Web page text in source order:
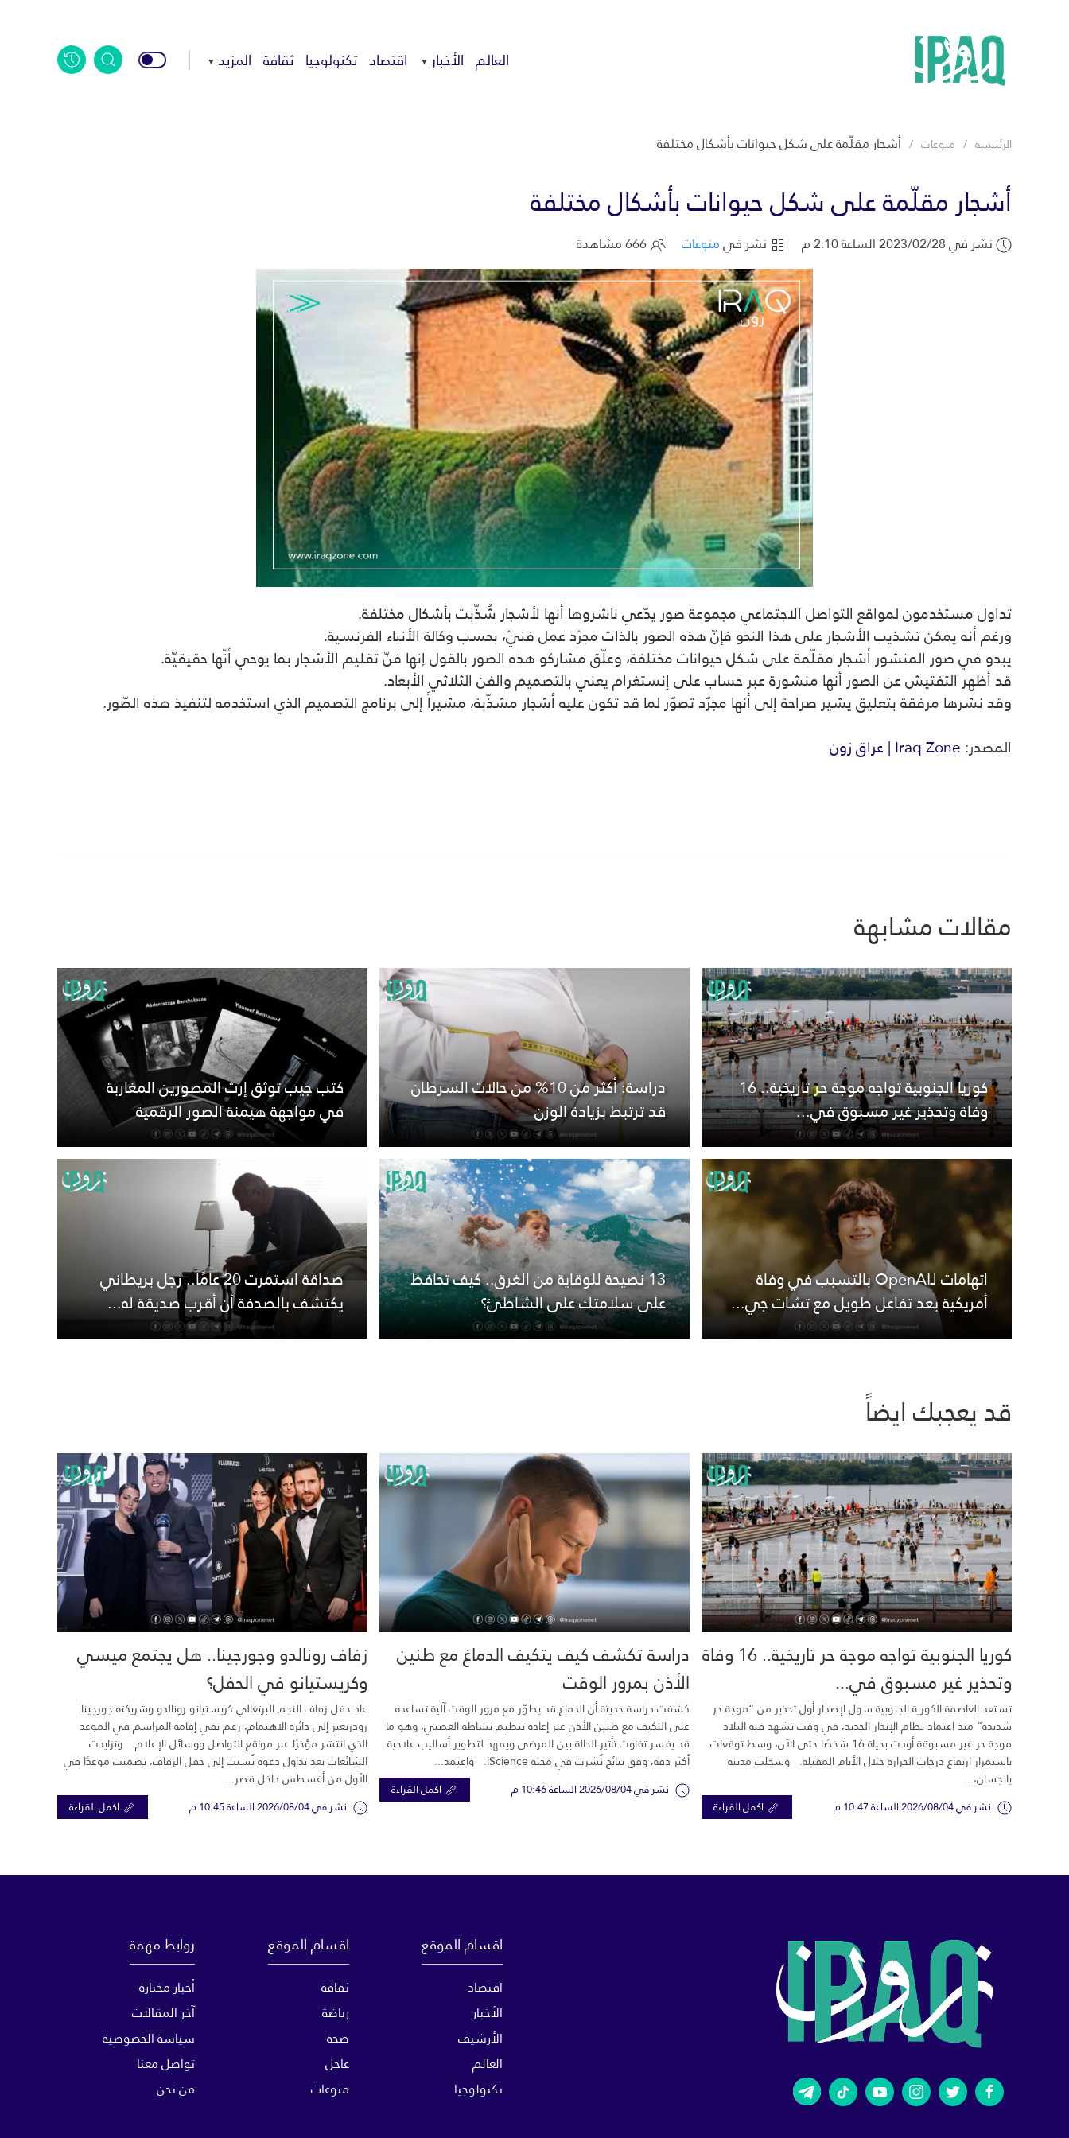
العالم الأخبار اقتصاد تكنولوجيا ثقافة المزيد
الرئيسية منوعات أشجار مقلّمة على شكل حيوانات بأشكال مختلفة
أشجار مقلّمة على شكل حيوانات بأشكال مختلفة
نشر في 2023/02/28 الساعة 2:10 م نشر فيمنوعات
تداول مستخدمون لمواقع التواصل الاجتماعي مجموعة صور يدّعي ناشروها أنها لأشجار شُذّبت بأشكال مختلفة.
ورغم أنه يمكن تشذيب الأشجار على هذا النحو فإنّ هذه الصور بالذات مجرّد عمل فنيّ، بحسب وكالة الأنباء الفرنسية.
يبدو في صور المنشور أشجار مقلّمة على شكل حيوانات مختلفة، وعلّق مشاركو هذه الصور بالقول إنها فنّ تقليم الأشجار بما يوحي أنّها حقيقيّة.
قد أظهر التفتيش عن الصور أنها منشورة عبر حساب على إنستغرام يعني بالتصميم والفن الثلاثي الأبعاد.
وقد نشرها مرفقة بتعليق يشير صراحة إلى أنها مجرّد تصوّر لما قد تكون عليه أشجار مشذّبة، مشيراً إلى برنامج التصميم الذي استخدمه لتنفيذ هذه الصّور.
المصدر:Iraq Zone | عراق زون
مقالات مشابهة
كوريا الجنوبية تواجه موجة حر تاريخية.. 16
وفاة وتحذير غير مسبوق في...
دراسة: أكثر من 10% من حالات السرطان
قد ترتبط بزيادة الوزن
كتب جيب توثق إرث المصورين المغاربة
في مواجهة هيمنة الصور الرقمية
اتهامات لـOpenAI بالتسبب في وفاة
أمريكية بعد تفاعل طويل مع تشات جي...
13 نصيحة للوقاية من الغرق.. كيف تحافظ
على سلامتك على الشاطئ؟
صداقة استمرت 20 عامًا.. رجل بريطاني
يكتشف بالصدفة أن أقرب صديقة له...
قد يعجبك ايضاً
كوريا الجنوبية تواجه موجة حر تاريخية.. 16 وفاة
وتحذير غير مسبوق في...
تستعد العاصمة الكورية الجنوبية سول لإصدار أول تحذير من “موجة حر
شديدة” منذ اعتماد نظام الإنذار الجديد، في وقت تشهد فيه البلاد
موجة حر غير مسبوقة أودت بحياة 16 شخصًا حتى الآن، وسط توقعات
باستمرار ارتفاع درجات الحرارة خلال الأيام المقبلة. وسجلت مدينة
يانجسان،...
نشر في 2026/08/04 الساعة 10:47 م اكمل القراءة
دراسة تكشف كيف يتكيف الدماغ مع طنين
الأذن بمرور الوقت
كشفت دراسة حديثة أن الدماغ قد يطوّر مع مرور الوقت آلية تساعده
على التكيف مع طنين الأذن عبر إعادة تنظيم نشاطه العصبي، وهو ما
قد يفسر تفاوت تأثير الحالة بين المرضى ويمهد لتطوير أساليب علاجية
أكثر دقة، وفق نتائج نُشرت في مجلة iScience. واعتمد...
نشر في 2026/08/04 الساعة 10:46 م اكمل القراءة
زفاف رونالدو وجورجينا.. هل يجتمع ميسي
وكريستيانو في الحفل؟
عاد حفل زفاف النجم البرتغالي كريستيانو رونالدو وشريكته جورجينا
رودريغيز إلى دائرة الاهتمام، رغم نفي إقامة المراسم في الموعد
الذي انتشر مؤخرًا عبر مواقع التواصل ووسائل الإعلام. وتزايدت
الشائعات بعد تداول دعوة نُسبت إلى حفل الزفاف، تضمنت موعدًا في
الأول من أغسطس داخل قصر...
نشر في 2026/08/04 الساعة 10:45 م اكمل القراءة
اقسام الموقع
اقتصاد
الأخبار
الأرشيف
العالم
تكنولوجيا
اقسام الموقع
ثقافة
رياضة
صحة
عاجل
منوعات
روابط مهمة
أخبار مختارة
آخر المقالات
سياسة الخصوصية
تواصل معنا
من نحن